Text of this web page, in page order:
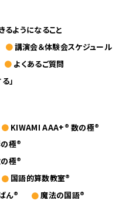
るようになること
講演会＆体験会スケジュール
よくあるご質問
」
KIWAMI AAA+® 数の極®
極®
極®
国語的算数教室®
ん®
魔法の国語®